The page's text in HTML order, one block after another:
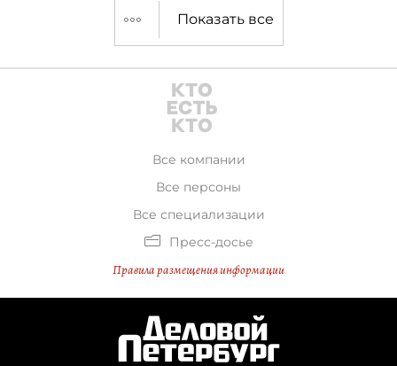
Показать все
Все компании
Все персоны
Все специализации
Пресс-досье
Правила размещения информации